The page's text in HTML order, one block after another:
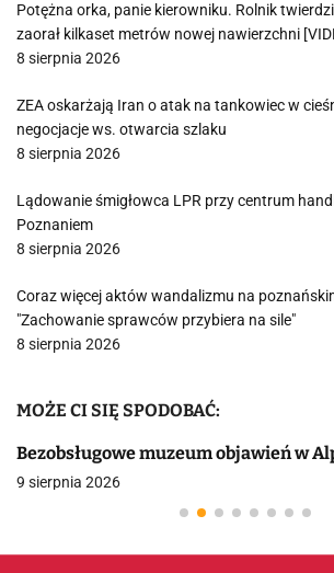
Potężna orka, panie kierowniku. Rolnik
zaorał kilkaset metrów nowej nawierzchni
8 sierpnia 2026
ZEA oskarżają Iran o atak na tankowiec w
negocjacje ws. otwarcia szlaku
8 sierpnia 2026
Lądowanie śmigłowca LPR przy centrum
Poznaniem
8 sierpnia 2026
Coraz więcej aktów wandalizmu na
"Zachowanie sprawców przybiera na sile"
8 sierpnia 2026
MOŻE CI SIĘ SPODOBAĆ:
Bezobsługowe muzeum objawień w
9 sierpnia 2026